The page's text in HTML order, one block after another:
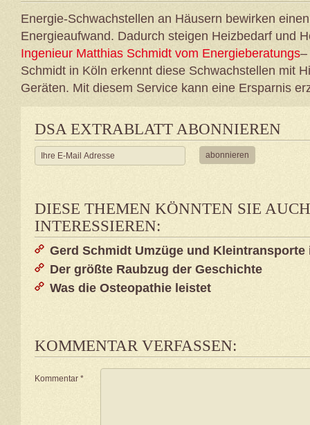
Energie-Schwachstellen an Häusern bewirken
Energieaufwand. Dadurch steigen Heizbedarf und
Ingenieur Matthias Schmidt vom Energieberatungs–
Schmidt in Köln erkennt diese Schwachstellen mit
Geräten. Mit diesem Service kann eine Ersparnis
DSA EXTRABLATT ABONNIEREN
DIESE THEMEN KÖNNTEN SIE AUCH
INTERESSIEREN:
Gerd Schmidt Umzüge und Kleintransporte
Der größte Raubzug der Geschichte
Was die Osteopathie leistet
KOMMENTAR VERFASSEN:
Kommentar *